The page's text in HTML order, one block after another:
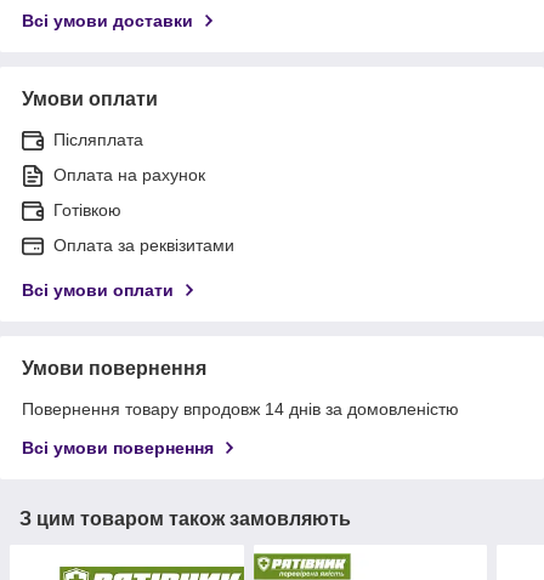
Всі умови доставки
Умови оплати
Післяплата
Оплата на рахунок
Готівкою
Оплата за реквізитами
Всі умови оплати
Умови повернення
Повернення товару впродовж 14 днів за домовленістю
Всі умови повернення
З цим товаром також замовляють